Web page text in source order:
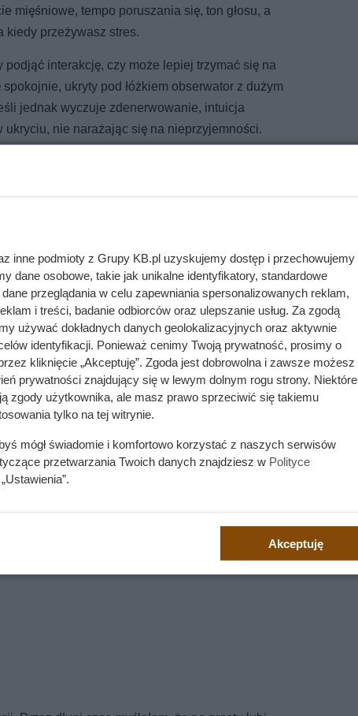
mięśniowe, tempo poruszania się, ton głosu, a
kiedy przeżywasz stres.
interakcję, czy może lepiej trzymać się na
ukryty pod łóżkiem obserwator z dużym
jednak wyczuje zdenerwowanie, intuicja
nie narażając się na nieprzyjemności.
kota nie ma nic wspólnego z duchami
przed popularnym błędem
inne podmioty z Grupy KB.pl uzyskujemy dostęp i przechowujemy
dane osobowe, takie jak unikalne identyfikatory, standardowe
przeglądania w celu zapewniania spersonalizowanych reklam,
i treści, badanie odbiorców oraz ulepszanie usług. Za zgodą
używać dokładnych danych geolokalizacyjnych oraz aktywnie
identyfikacji. Ponieważ cenimy Twoją prywatność, prosimy o
kliknięcie „Akceptuję”. Zgoda jest dobrowolna i zawsze możesz
prywatności znajdujący się w lewym dolnym rogu strony. Niektóre
zgody użytkownika, ale masz prawo sprzeciwić się takiemu
tylko na tej witrynie.
mógł świadomie i komfortowo korzystać z naszych serwisów
przetwarzania Twoich danych znajdziesz w Polityce
Akceptuję